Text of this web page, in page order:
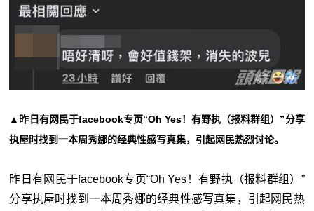
▲昨日有网民于facebook专页“Oh Yes！有野执（报料群组）”分享
执屋时找到一本周秀娜的经典性感写真集，引起网民热烈讨论。
昨日有网民于facebook专页“Oh Yes！有野执（报料群组）”
分享执屋时找到一本周秀娜的经典性感写真集，引起网民热